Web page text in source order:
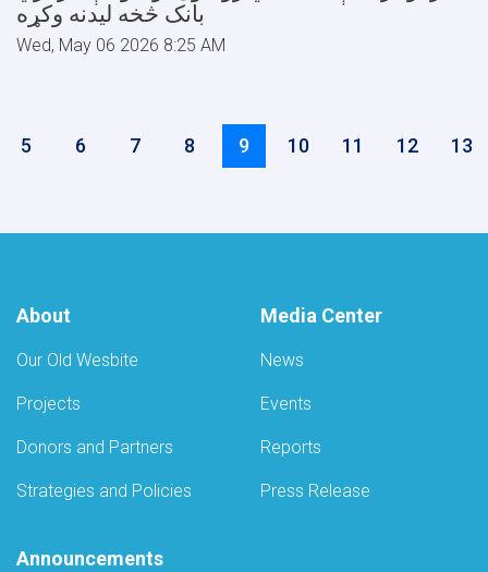
بانک څخه ليدنه وکړه
Wed, May 06 2026 8:25 AM
Page
5 Page
6 Page
7 Page
8
Current
9 Page
10 Page
11 Page
12 13
About
Our Old Wesbite
Projects
Donors and Partners
Strategies and Policies
Media Center
News
Events
Reports
Press Release
Announcements